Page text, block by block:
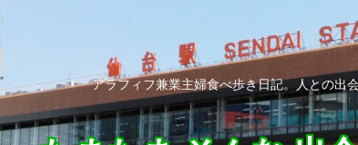
アラフィフ兼業主婦食べ歩き日記。人との出